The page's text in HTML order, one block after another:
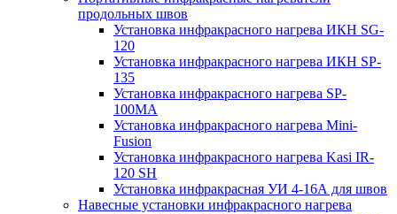
продольных швов
Установка инфракрасного нагрева ИКН SG-
120
Установка инфракрасного нагрева ИКН SP-
135
Установка инфракрасного нагрева SP-
100МА
Установка инфракрасного нагрева Mini-
Fusion
Установка инфракрасного нагрева Kasi IR-
120 SH
Установка инфракрасная УИ 4-16А для швов
Навесные установки инфракрасного нагрева